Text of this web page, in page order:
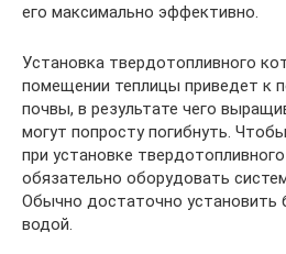
его максимально эффективно.
Установка твердотопливного
помещении теплицы приведет к
почвы, в результате чего
могут попросту погибнуть.
при установке
обязательно оборудовать
Обычно достаточно установить
водой.